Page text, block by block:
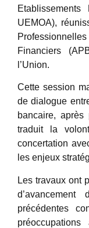
UEMOA),
Financiers
l’Union.
Cette session
de dialogue
bancaire, après
traduit la
concertation
les enjeux
Les travaux ont
d’avancement
précédentes